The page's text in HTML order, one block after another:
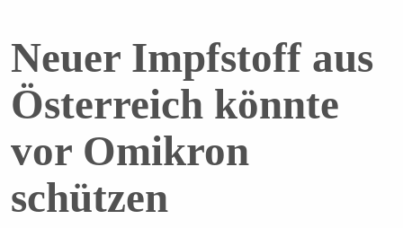
Neuer Impfstoff aus
Österreich könnte
vor Omikron
schützen